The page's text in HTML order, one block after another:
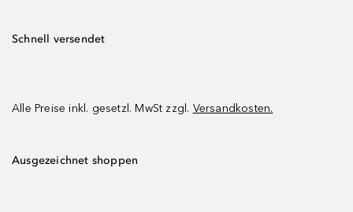
Schnell versendet
Alle Preise inkl. gesetzl. MwSt zzgl. Versandkosten.
Ausgezeichnet shoppen